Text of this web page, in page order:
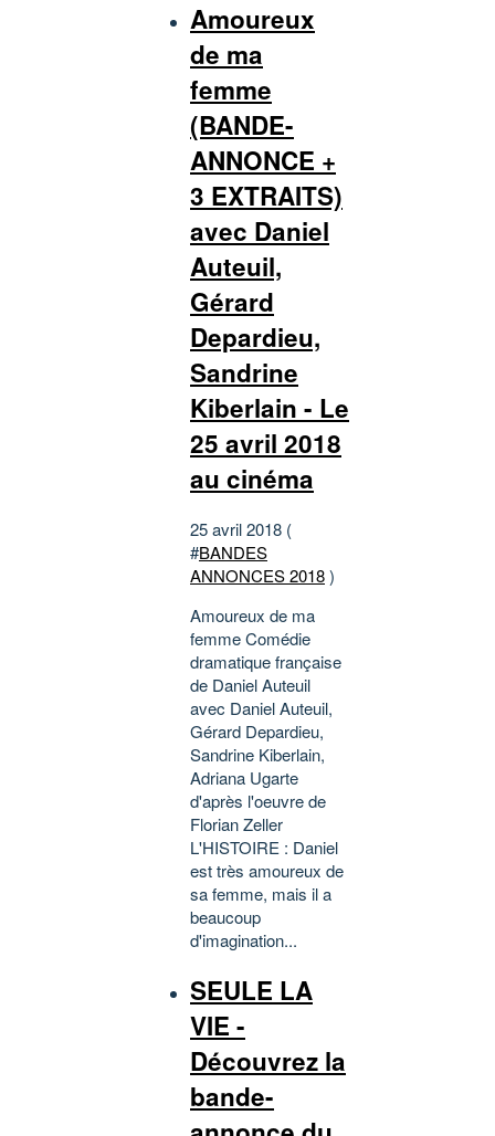
Amoureux
de ma
femme
(BANDE-
ANNONCE +
3 EXTRAITS)
avec Daniel
Auteuil,
Gérard
Depardieu,
Sandrine
Kiberlain - Le
25 avril 2018
au cinéma
25 avril 2018 (
#BANDES
ANNONCES 2018)
Amoureux de ma
femme Comédie
dramatique française
de Daniel Auteuil
avec Daniel Auteuil,
Gérard Depardieu,
Sandrine Kiberlain,
Adriana Ugarte
d'après l'oeuvre de
Florian Zeller
L'HISTOIRE : Daniel
est très amoureux de
sa femme, mais il a
beaucoup
d'imagination...
SEULE LA
VIE -
Découvrez la
bande-